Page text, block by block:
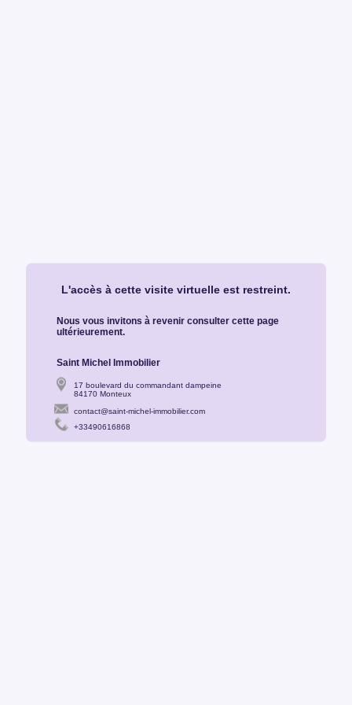
L'accès à cette visite virtuelle est restreint.
Nous vous invitons à revenir consulter cette page
ultérieurement.
Saint Michel Immobilier
17 boulevard du commandant dampeine
84170 Monteux
contact@saint-michel-immobilier.com
+33490616868